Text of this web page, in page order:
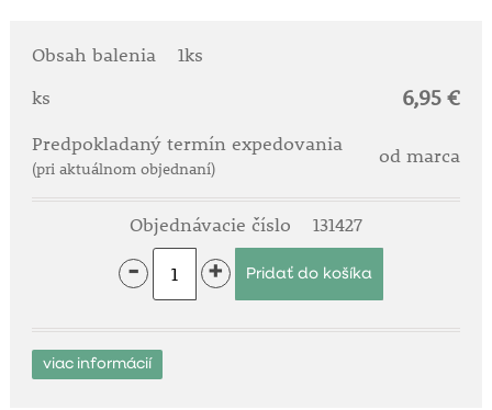
Obsah balenia
1ks
ks
6,95 €
Predpokladaný termín expedovania
(pri aktuálnom objednaní)
od marca
Objednávacie číslo 131427
- +
viac informácií